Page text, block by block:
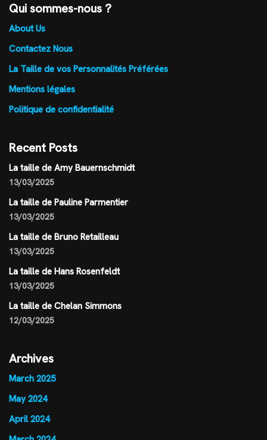
Qui sommes-nous ?
About Us
Contactez Nous
La Taille de vos Personnalités Préférées
Mentions légales
Politique de confidentialité
Recent Posts
La taille de Amy Bauernschmidt
13/03/2025
La taille de Pauline Parmentier
13/03/2025
La taille de Bruno Retailleau
13/03/2025
La taille de Hans Rosenfeldt
13/03/2025
La taille de Chelan Simmons
12/03/2025
Archives
March 2025
May 2024
April 2024